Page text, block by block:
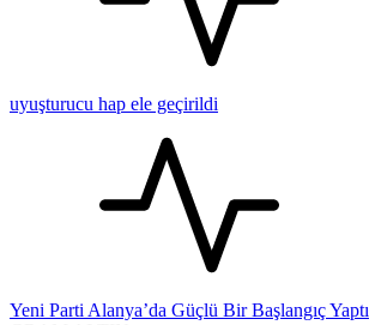
uyuşturucu hap ele geçirildi
Yeni Parti Alanya’da Güçlü Bir Başlangıç Yaptı